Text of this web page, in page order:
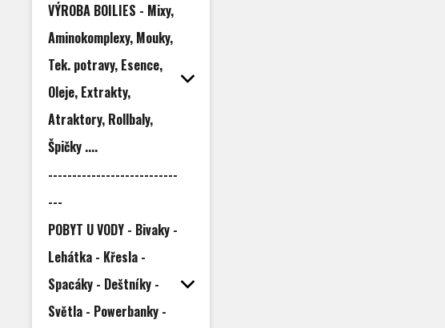
VÝROBA BOILIES - Mixy,
Aminokomplexy, Mouky,
Tek. potravy, Esence,
Oleje, Extrakty,
Atraktory, Rollbaly,
Špičky ....
---------------------------
---
POBYT U VODY - Bivaky -
Lehátka - Křesla -
Spacáky - Deštníky -
Světla - Powerbanky -